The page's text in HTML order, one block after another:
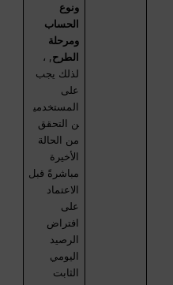
ونوع
الحساب
ومرحلة
الطرح, ،
لذلك يجب
على
المستخدمي
ن التحقق
من الحالة
الأخيرة
مباشرةً قبل
الاعتماد
على
افتراض
الرصيد
اليومي
الثابت